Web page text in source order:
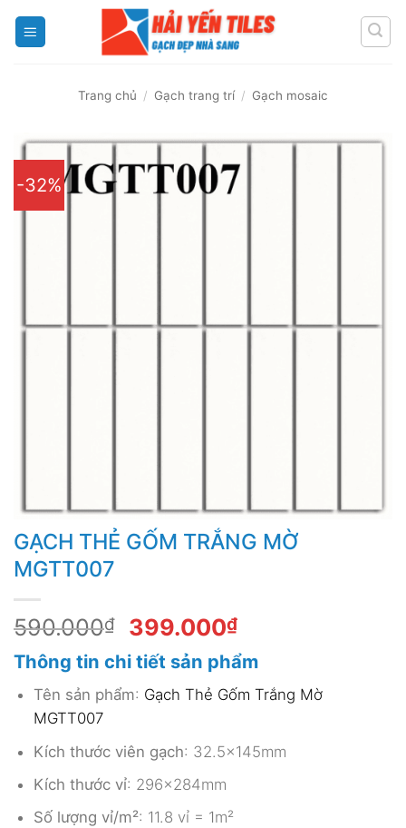
Trang chủ / Gạch trang trí / Gạch mosaic
-32%
GẠCH THẺ GỐM TRẮNG MỜ
MGTT007
590.000₫
Giá
gốc
là:
590.000₫.
399.000₫Giá
hiện
tại
là:
Thông tin chi tiết sản phẩm
Tên sản phẩm: Gạch Thẻ Gốm Trắng Mờ
MGTT007
Kích thước viên gạch: 32.5x145mm
Kích thước vỉ: 296x284mm
Số lượng vỉ/m²: 11.8 vỉ = 1m²